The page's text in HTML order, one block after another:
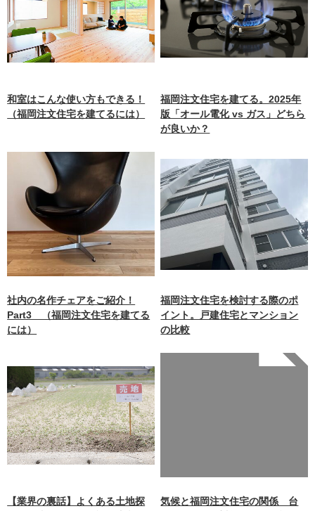
和室はこんな使い方もできる！
（福岡注文住宅を建てるには）
福岡注文住宅を建てる。2025年
版「オール電化 vs ガス」どちら
が良いか？
社内の名作チェアをご紹介！
Part3 （福岡注文住宅を建てる
には）
福岡注文住宅を検討する際のポ
イント。戸建住宅とマンション
の比較
【業界の裏話】よくある土地探
content/themes/nagasaki/f
unctions.phpon line87
気候と福岡注文住宅の関係 台